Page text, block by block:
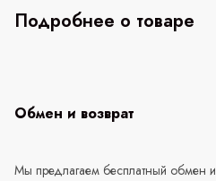
Подробнее о товаре
Обмен и возврат
Мы предлагаем бесплатный обмен